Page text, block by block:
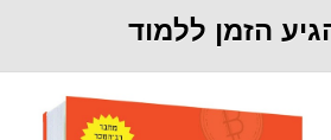
ללמוד